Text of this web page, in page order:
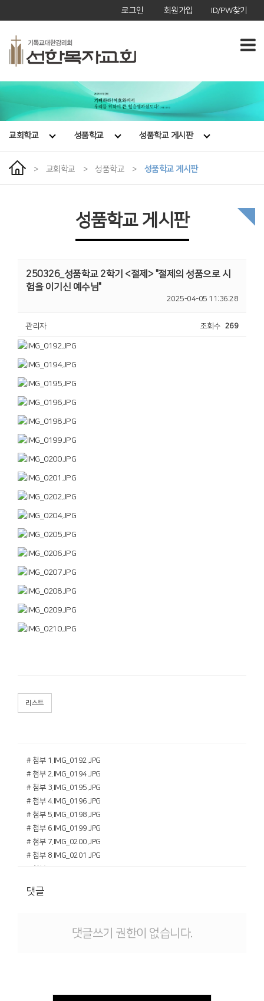
로그인 회원가입 ID/PW찾기
교회학교 성품학교 성품학교 게시판
> 교회학교 > 성품학교 > 성품학교 게시판
성품학교 게시판
250326_성품학교 2학기 <절제> "절제의 성품으로 시
험을 이기신 예수님"
2025-04-05 11:36:28
관리자 조회수 269
리스트
# 첨부 1.IMG_0192.JPG
# 첨부 2.IMG_0194.JPG
# 첨부 3.IMG_0195.JPG
# 첨부 4.IMG_0196.JPG
# 첨부 5.IMG_0198.JPG
# 첨부 6.IMG_0199.JPG
# 첨부 7.IMG_0200.JPG
# 첨부 8.IMG_0201.JPG
# 첨부 11.IMG_0205.JPG
# 첨부 14.IMG_0208.JPG
댓글
댓글쓰기 권한이 없습니다.